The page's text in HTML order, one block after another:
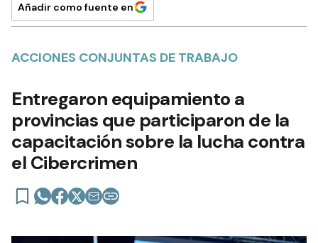
Añadir como fuente en
ACCIONES CONJUNTAS DE TRABAJO
Entregaron equipamiento a
provincias que participaron de la
capacitación sobre la lucha contra
el Cibercrimen